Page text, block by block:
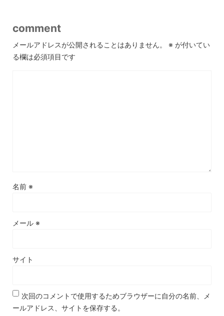
comment
メールアドレスが公開されることはありません。 ※ が付いてい
る欄は必須項目です
名前 ※
メール ※
サイト
次回のコメントで使用するためブラウザーに自分の名前、メ
ールアドレス、サイトを保存する。